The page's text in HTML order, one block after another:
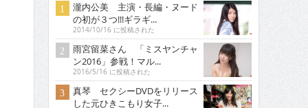
瀧内公美 主演・長編・ヌード
の初が３つ!!!ギラギ...
2014/10/16 に投稿された
雨宮留菜さん 「ミスヤンチャ
ン2016」参戦！マル...
2016/5/16 に投稿された
真琴 セクシーDVDをリリース
した元ひきこもり女子...